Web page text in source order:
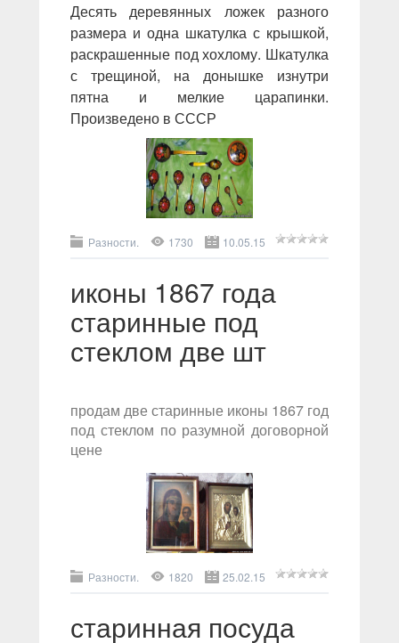
Десять деревянных ложек разного
размера и одна шкатулка с крышкой,
раскрашенные под хохлому. Шкатулка
с трещиной, на донышке изнутри
пятна и мелкие царапинки.
Произведено в СССР
Разности. 1730 10.05.15
иконы 1867 года
старинные под
стеклом две шт
продам две старинные иконы 1867 год
под стеклом по разумной договорной
цене
Разности. 1820 25.02.15
старинная посуда